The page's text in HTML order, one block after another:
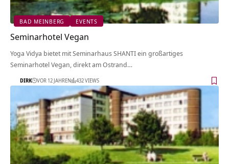
BAD MEINBERG EVENTS
Seminarhotel Vegan
Yoga Vidya bietet mit Seminarhaus SHANTI ein großartiges
Seminarhotel Vegan, direkt am Ostrand…
DIRK VOR 12 JAHREN 432 VIEWS